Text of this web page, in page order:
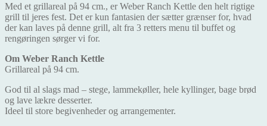
Med et grillareal på 94 cm., er Weber Ranch Kettle den helt rigtige
grill til jeres fest. Det er kun fantasien der sætter grænser for, hvad
der kan laves på denne grill, alt fra 3 retters menu til buffet og
rengøringen sørger vi for.
Om Weber Ranch Kettle
Grillareal på 94 cm.
God til al slags mad – stege, lammekøller, hele kyllinger, bage brød
og lave lækre desserter.
Ideel til store begivenheder og arrangementer.